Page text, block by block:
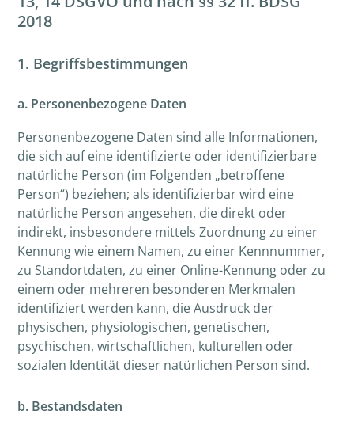
2018
1. Begriffsbestimmungen
a. Personenbezogene Daten
Personenbezogene Daten sind alle Informationen,
die sich auf eine identifizierte oder identifizierbare
natürliche Person (im Folgenden „betroffene
Person“) beziehen; als identifizierbar wird eine
natürliche Person angesehen, die direkt oder
indirekt, insbesondere mittels Zuordnung zu einer
Kennung wie einem Namen, zu einer Kennnummer,
zu Standortdaten, zu einer Online-Kennung oder zu
einem oder mehreren besonderen Merkmalen
identifiziert werden kann, die Ausdruck der
physischen, physiologischen, genetischen,
psychischen, wirtschaftlichen, kulturellen oder
sozialen Identität dieser natürlichen Person sind.
b. Bestandsdaten